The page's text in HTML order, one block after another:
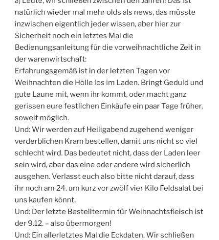
natürlich wieder mal mehr olds als news, das müsste
inzwischen eigentlich jeder wissen, aber hier zur
Sicherheit noch ein letztes Mal die
Bedienungsanleitung für die vorweihnachtliche Zeit in
der warenwirtschaft:
Erfahrungsgemäß ist in der letzten Tagen vor
Weihnachten die Hölle los im Laden. Bringt Geduld und
gute Laune mit, wenn ihr kommt, oder macht ganz
gerissen eure festlichen Einkäufe ein paar Tage früher,
soweit möglich.
Und: Wir werden auf Heiligabend zugehend weniger
verderblichen Kram bestellen, damit uns nicht so viel
schlecht wird. Das bedeutet nicht, dass der Laden leer
sein wird, aber das eine oder andere wird sicherlich
ausgehen. Verlasst euch also bitte nicht darauf, dass
ihr noch am 24. um kurz vor zwölf vier Kilo Feldsalat bei
uns kaufen könnt.
Und: Der letzte Bestelltermin für Weihnachtsfleisch ist
der 9.12. – also übermorgen!
Und: Ein allerletztes Mal die Eckdaten. Wir schließen